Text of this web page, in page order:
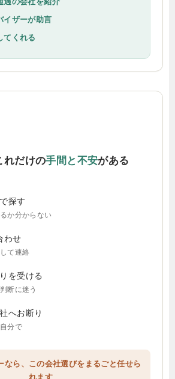
イザーが助言
てくれる
れだけの手間と不安がある
探す
か分からない
わせ
て連絡
を受ける
断に迷う
へお断り
分で
なら、この会社選びをまるごと任せら
れます